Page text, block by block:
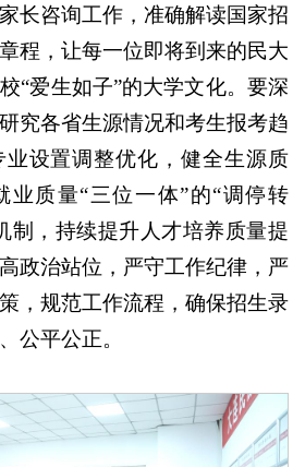
长咨询工作，准确解读国家招
程，让每一位即将到来的民大
“爱生如子”的大学文化。要深
究各省生源情况和考生报考趋
设置调整优化，健全生源质
业质量“三位一体”的“调停转
制，持续提升人才培养质量提
政治站位，严守工作纪律，严
，规范工作流程，确保招生录
公平公正。